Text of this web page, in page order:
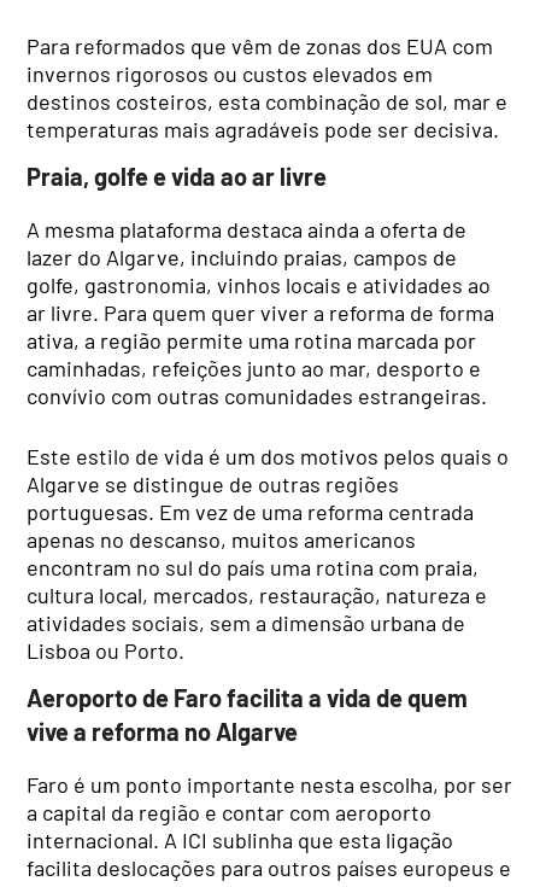
Para reformados que vêm de zonas dos EUA com
invernos rigorosos ou custos elevados em
destinos costeiros, esta combinação de sol, mar e
temperaturas mais agradáveis pode ser decisiva.
Praia, golfe e vida ao ar livre
A mesma plataforma destaca ainda a oferta de
lazer do Algarve, incluindo praias, campos de
golfe, gastronomia, vinhos locais e atividades ao
ar livre. Para quem quer viver a reforma de forma
ativa, a região permite uma rotina marcada por
caminhadas, refeições junto ao mar, desporto e
convívio com outras comunidades estrangeiras.
Este estilo de vida é um dos motivos pelos quais o
Algarve se distingue de outras regiões
portuguesas. Em vez de uma reforma centrada
apenas no descanso, muitos americanos
encontram no sul do país uma rotina com praia,
cultura local, mercados, restauração, natureza e
atividades sociais, sem a dimensão urbana de
Lisboa ou Porto.
Aeroporto de Faro facilita a vida de quem
vive a reforma no Algarve
Faro é um ponto importante nesta escolha, por ser
a capital da região e contar com aeroporto
internacional. A ICI sublinha que esta ligação
facilita deslocações para outros países europeus e